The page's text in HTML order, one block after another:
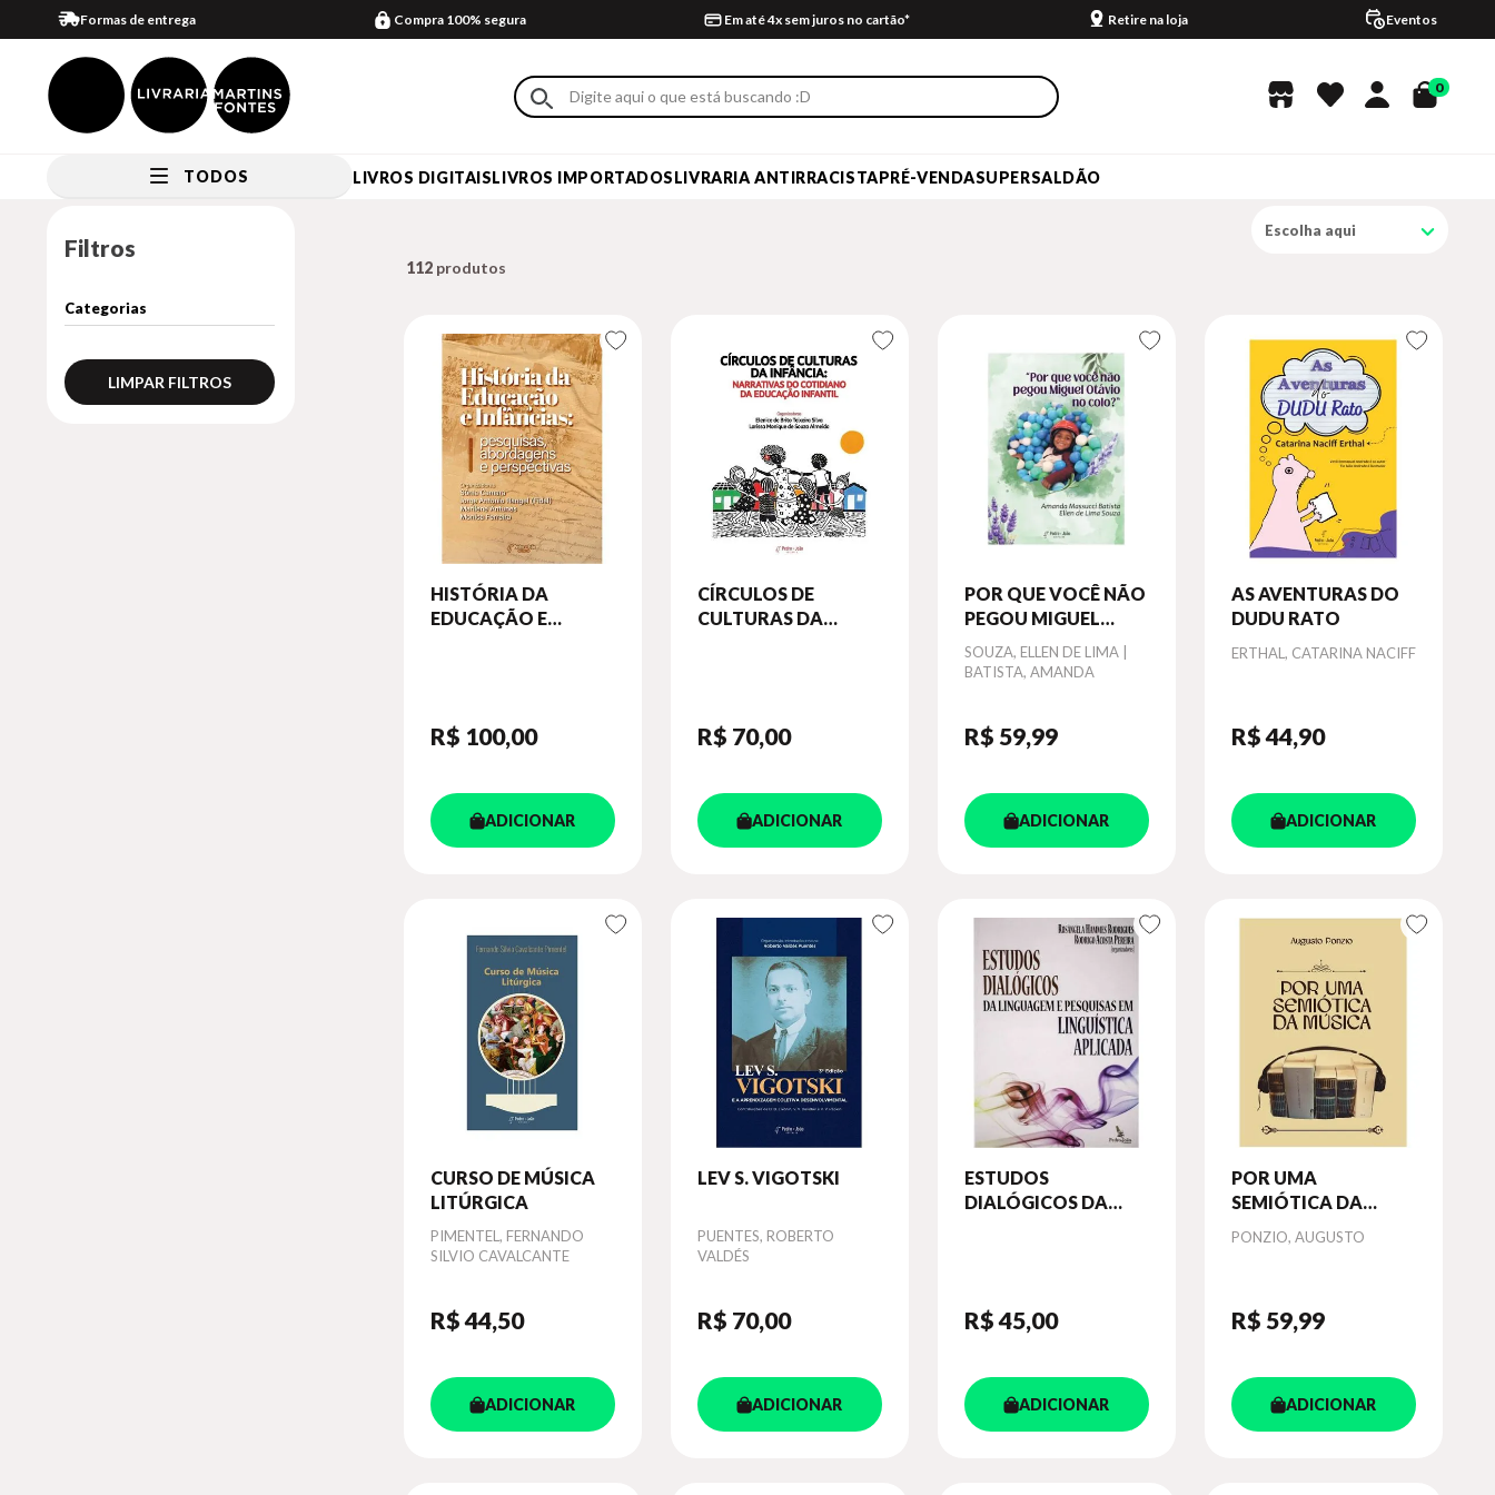
Formas de entrega Compra 100% segura Em até 4x sem juros no cartão* Retire na loja Eventos
0
TODOS LIVROS DIGITAISLIVROS IMPORTADOSLIVRARIA ANTIRRACISTAPRÉ-VENDASUPERSALDÃO
Filtros
LIMPAR FILTROS
Escolha aqui
112
HISTÓRIA DA
EDUCAÇÃO E
R$ 100,00
ADICIONAR
CÍRCULOS DE
CULTURAS DA
R$ 70,00
ADICIONAR
POR QUE VOCÊ NÃO
PEGOU MIGUEL
OTÁVIO NO COLO?
Autor
SOUZA, ELLEN DE LIMA |
BATISTA, AMANDA
R$ 59,99
ADICIONAR
AS AVENTURAS DO
DUDU RATO
Autor
ERTHAL, CATARINA NACIFF
R$ 44,90
ADICIONAR
CURSO DE MÚSICA
LITÚRGICA
Autor
PIMENTEL, FERNANDO
SILVIO CAVALCANTE
R$ 44,50
ADICIONAR
LEV S. VIGOTSKI
Autor
PUENTES, ROBERTO
VALDÉS
R$ 70,00
ADICIONAR
ESTUDOS
DIALÓGICOS DA
R$ 45,00
ADICIONAR
POR UMA
SEMIÓTICA DA
MÚSICA
Autor
PONZIO, AUGUSTO
R$ 59,99
ADICIONAR